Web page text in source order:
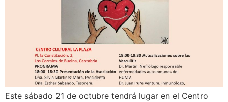
Este sábado 21 de octubre tendrá lugar en el Centro